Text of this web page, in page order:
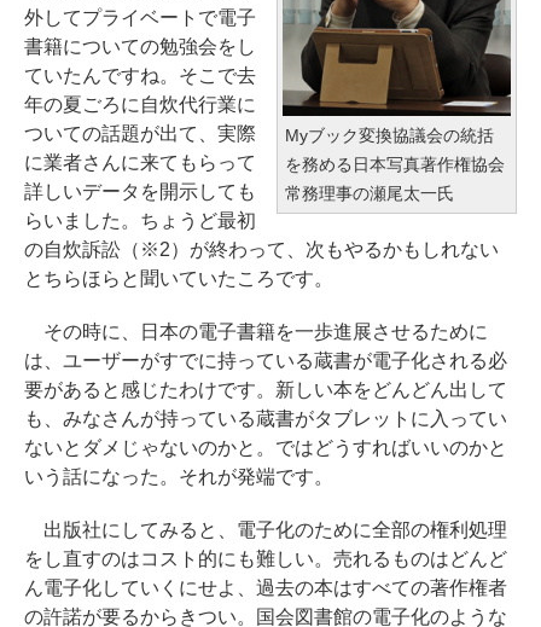
Myブック変換協議会の統括
を務める日本写真著作権協会
常務理事の瀬尾太一氏
外してプライベートで電子
書籍についての勉強会をし
ていたんですね。そこで去
年の夏ごろに自炊代行業に
ついての話題が出て、実際
に業者さんに来てもらって
詳しいデータを開示しても
らいました。ちょうど最初
の自炊訴訟（※2）が終わって、次もやるかもしれない
とちらほらと聞いていたころです。
その時に、日本の電子書籍を一歩進展させるために
は、ユーザーがすでに持っている蔵書が電子化される必
要があると感じたわけです。新しい本をどんどん出して
も、みなさんが持っている蔵書がタブレットに入ってい
ないとダメじゃないのかと。ではどうすればいいのかと
いう話になった。それが発端です。
出版社にしてみると、電子化のために全部の権利処理
をし直すのはコスト的にも難しい。売れるものはどんど
ん電子化していくにせよ、過去の本はすべての著作権者
の許諾が要るからきつい。国会図書館の電子化のような